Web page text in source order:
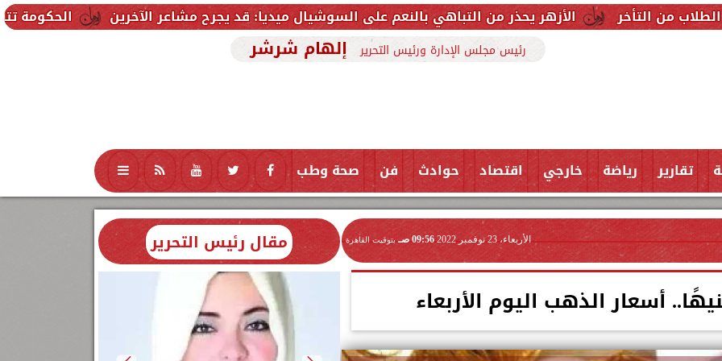
الحكومة تتلقى 229 ألف شكوى وطلب واستفسار خلال يوليو.. ومدبولي يوجه بسرعة الاستجابة للمواطنين الأزهر يحذر من التباهي بالنعم على السوشيال ميديا: قد يجرح مشاعر الآخرين
رئيس مجلس الإدارة ورئيس التحرير إلهام شرشر
تقارير رياضة خارجي اقتصاد حوادث فن صحة وطب تكنولوجيا منوعات محافظات
الأربعاء، 23 نوفمبر 2022 09:56 صـ بتوقيت القاهرة مقال رئيس التحرير